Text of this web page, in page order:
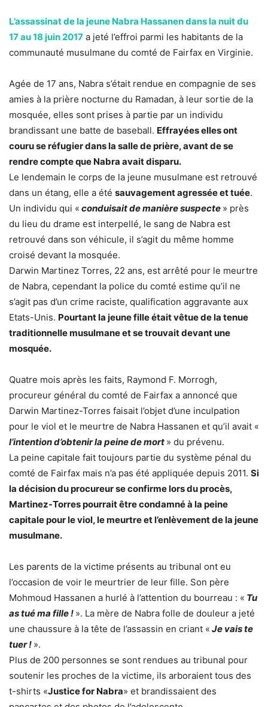
L’assassinat de la jeune Nabra Hassanen dans la nuit du
17 au 18 juin 2017 a jeté l’effroi parmi les habitants de la
communauté musulmane du comté de Fairfax en Virginie.
Agée de 17 ans, Nabra s’était rendue en compagnie de ses
amies à la prière nocturne du Ramadan, à leur sortie de la
mosquée, elles sont prises à partie par un individu
brandissant une batte de baseball. Effrayées elles ont
couru se réfugier dans la salle de prière, avant de se
rendre compte que Nabra avait disparu.
Le lendemain le corps de la jeune musulmane est retrouvé
dans un étang, elle a été sauvagement agressée et tuée.
Un individu qui « conduisait de manière suspecte » près
du lieu du drame est interpellé, le sang de Nabra est
retrouvé dans son véhicule, il s’agit du même homme
croisé devant la mosquée.
Darwin Martinez Torres, 22 ans, est arrêté pour le meurtre
de Nabra, cependant la police du comté estime qu’il ne
s’agit pas d’un crime raciste, qualification aggravante aux
Etats-Unis. Pourtant la jeune fille était vêtue de la tenue
traditionnelle musulmane et se trouvait devant une
mosquée.
Quatre mois après les faits, Raymond F. Morrogh,
procureur général du comté de Fairfax a annoncé que
Darwin Martinez-Torres faisait l’objet d’une inculpation
pour le viol et le meurtre de Nabra Hassanen et qu’il avait «
l’intention d’obtenir la peine de mort » du prévenu.
La peine capitale fait toujours partie du système pénal du
comté de Fairfax mais n’a pas été appliquée depuis 2011. Si
la décision du procureur se confirme lors du procès,
Martinez-Torres pourrait être condamné à la peine
capitale pour le viol, le meurtre et l’enlèvement de la jeune
musulmane.
Les parents de la victime présents au tribunal ont eu
l’occasion de voir le meurtrier de leur fille. Son père
Mohmoud Hassanen a hurlé à l’attention du bourreau : « Tu
as tué ma fille ! ». La mère de Nabra folle de douleur a jeté
une chaussure à la tête de l’assassin en criant « Je vais te
tuer ! ».
Plus de 200 personnes se sont rendues au tribunal pour
soutenir les proches de la victime, ils arboraient tous des
t-shirts «Justice for Nabra» et brandissaient des